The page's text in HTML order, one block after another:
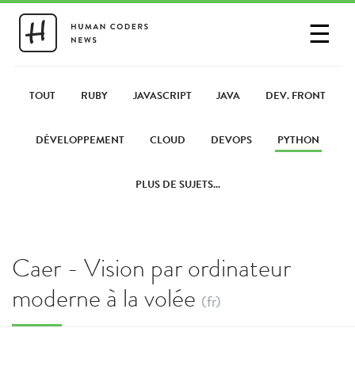
☰
PARTAGER UN LIEN
TOUT RUBY JAVASCRIPT JAVA DEV. FRONT
DÉVELOPPEMENT CLOUD DEVOPS PYTHON
PLUS DE SUJETS...
Caer - Vision par ordinateur
moderne à la volée (fr)